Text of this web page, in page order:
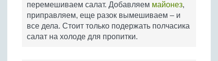
перемешиваем салат. Добавляем майонез,
приправляем, еще разок вымешиваем – и
все дела. Стоит только подержать полчасика
салат на холоде для пропитки.